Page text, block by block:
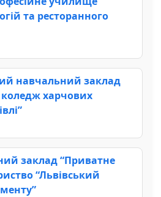
та ресторанного
навчальний заклад
коледж харчових
заклад “Приватне
“Львівський